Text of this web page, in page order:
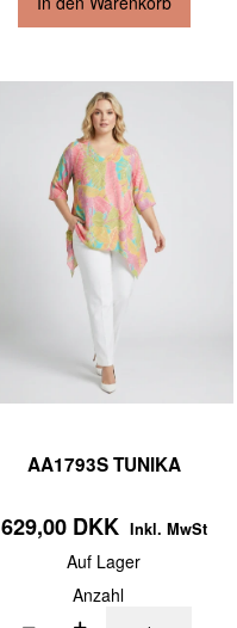
AA1793S TUNIKA
629,00 DKK Inkl. MwSt
Auf Lager
Anzahl